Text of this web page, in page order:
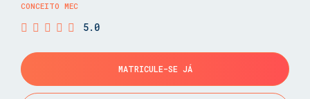
CONCEITO MEC
5.0
MATRICULE-SE JÁ